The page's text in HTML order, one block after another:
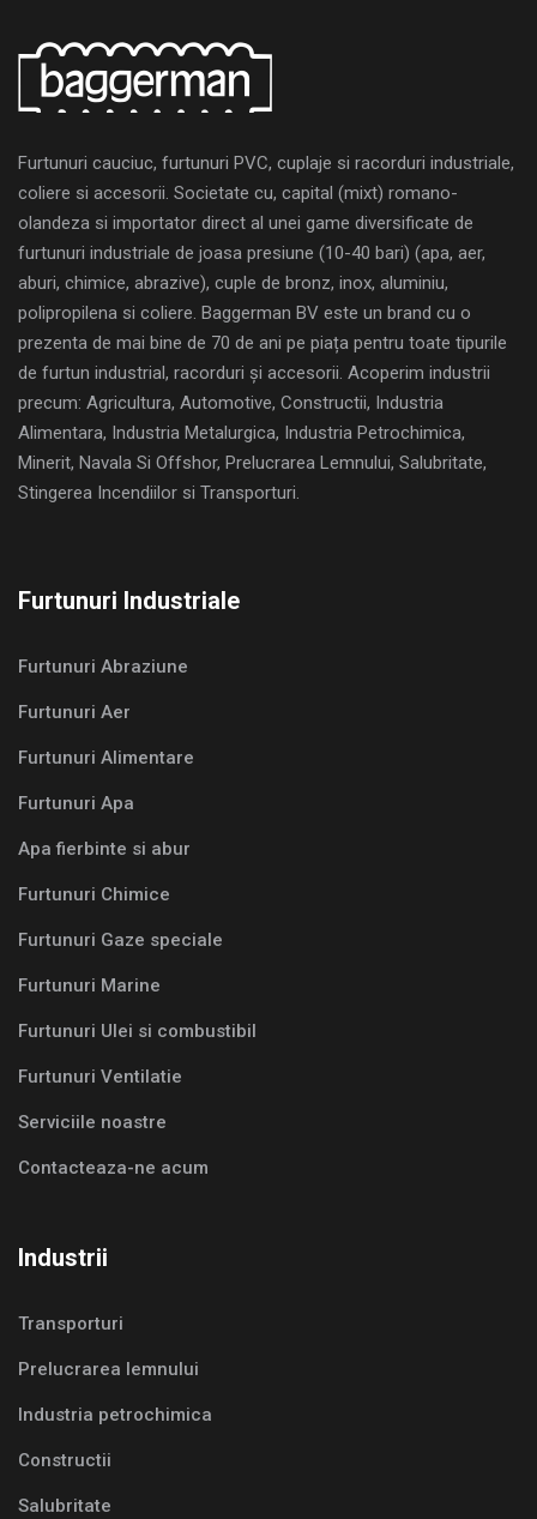
Furtunuri cauciuc, furtunuri PVC, cuplaje si racorduri industriale,
coliere si accesorii. Societate cu, capital (mixt) romano-
olandeza si importator direct al unei game diversificate de
furtunuri industriale de joasa presiune (10-40 bari) (apa, aer,
aburi, chimice, abrazive), cuple de bronz, inox, aluminiu,
polipropilena si coliere. Baggerman BV este un brand cu o
prezenta de mai bine de 70 de ani pe piața pentru toate tipurile
de furtun industrial, racorduri și accesorii. Acoperim industrii
precum: Agricultura, Automotive, Constructii, Industria
Alimentara, Industria Metalurgica, Industria Petrochimica,
Minerit, Navala Si Offshor, Prelucrarea Lemnului, Salubritate,
Stingerea Incendiilor si Transporturi.
Furtunuri Industriale
Furtunuri Abraziune
Furtunuri Aer
Furtunuri Alimentare
Furtunuri Apa
Apa fierbinte si abur
Furtunuri Chimice
Furtunuri Gaze speciale
Furtunuri Marine
Furtunuri Ulei si combustibil
Furtunuri Ventilatie
Serviciile noastre
Contacteaza-ne acum
Industrii
Transporturi
Prelucrarea lemnului
Industria petrochimica
Constructii
Salubritate